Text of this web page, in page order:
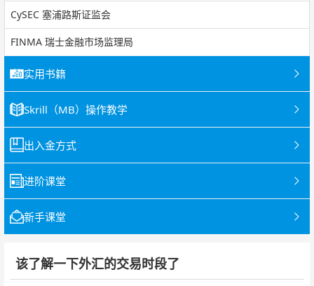
CySEC 塞浦路斯证监会
FINMA 瑞士金融市场监理局
实用书籍
Skrill（MB）操作教学
出入金方式
进阶课堂
新手课堂
该了解一下外汇的交易时段了